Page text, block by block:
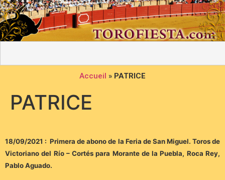
Accueil » PATRICE
PATRICE
18/09/2021 : Primera de abono de la Feria de San Miguel. Toros de
Victoriano del Río – Cortés para Morante de la Puebla, Roca Rey,
Pablo Aguado.